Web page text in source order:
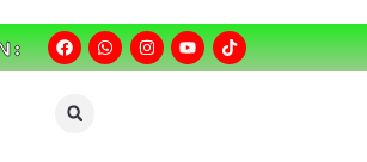
cuatro prófugos de la justicia durante
: